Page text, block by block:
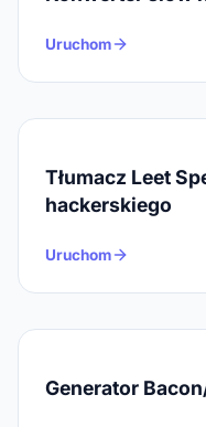
Uruchom
Tłumacz Leet
hackerskiego
Uruchom
Generator